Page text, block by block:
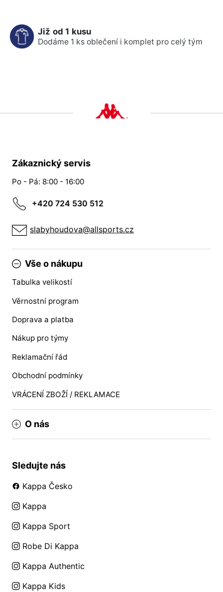
Již od 1 kusu
Dodáme 1 ks oblečení i komplet pro celý tým
Zákaznický servis
Po - Pá: 8:00 - 16:00
+420 724 530 512
slabyhoudova@allsports.cz
Vše o nákupu
Tabulka velikostí
Věrnostní program
Doprava a platba
Nákup pro týmy
Reklamační řád
Obchodní podmínky
VRÁCENÍ ZBOŽÍ / REKLAMACE
O nás
Sledujte nás
Kappa Česko
Kappa
Kappa Sport
Robe Di Kappa
Kappa Authentic
Kappa Kids